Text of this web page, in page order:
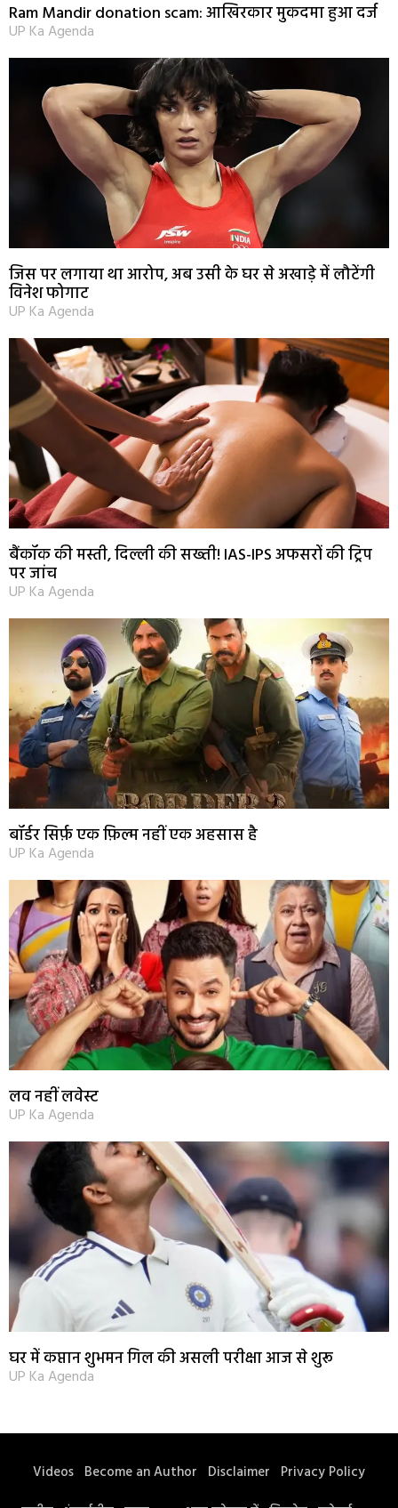
Ram Mandir donation scam: आखिरकार मुकदमा हुआ दर्ज
UP Ka Agenda
जिस पर लगाया था आरोप, अब उसी के घर से अखाड़े में लौटेंगी
विनेश फोगाट
UP Ka Agenda
बैंकॉक की मस्ती, दिल्ली की सख्ती! IAS-IPS अफसरों की ट्रिप
पर जांच
UP Ka Agenda
बॉर्डर सिर्फ़ एक फ़िल्म नहीं एक अहसास है
UP Ka Agenda
लव नहीं लवेस्ट
UP Ka Agenda
घर में कप्तान शुभमन गिल की असली परीक्षा आज से शुरू
UP Ka Agenda
Videos Become an Author Disclaimer Privacy Policy